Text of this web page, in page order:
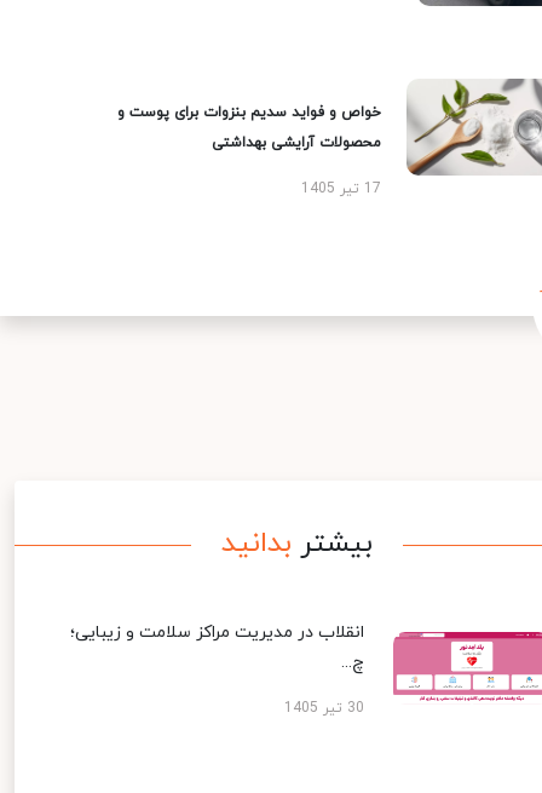
خواص و فواید سدیم بنزوات برای پوست و
محصولات آرایشی بهداشتی
17 تیر 1405
بیشتر بدانید
انقلاب در مدیریت مراکز سلامت و زیبایی؛
چ...
30 تیر 1405